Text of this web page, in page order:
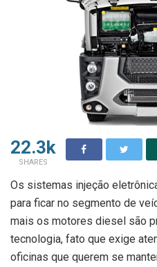
22.3k
SHARES
Os sistemas injeção
para ficar no segmento de
mais os motores diesel são
tecnologia, fato que exige
oficinas que querem se